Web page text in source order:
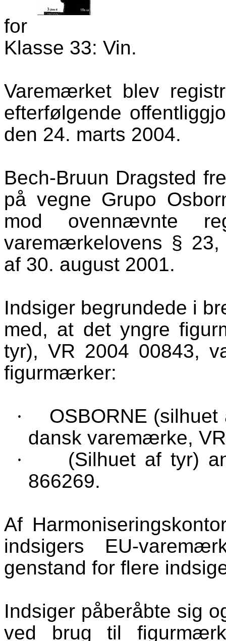
for
Klasse 33: Vin.
Varemærket blev
efterfølgende
den 24. marts 2004.
Bech-Bruun Dragsted
på vegne Grupo
mod ovennævnte
varemærkelovens §
af 30. august 2001.
Indsiger begrundede i
med, at det yngre
tyr), VR 2004 00843,
figurmærker:
·
OSBORNE
dansk varemærke,
·
(Silhuet af tyr)
866269.
Af
indsigers EU-
genstand for flere
Indsiger påberåbte sig
ved brug til